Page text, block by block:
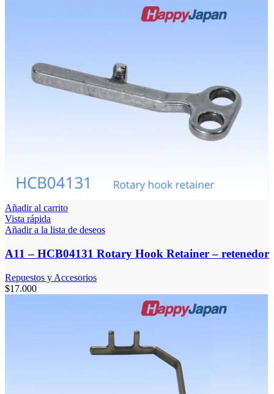
Añadir al carrito
Vista rápida
Añadir a la lista de deseos
A11 – HCB04131 Rotary Hook Retainer – retenedor
Repuestos y Accesorios
$17.000